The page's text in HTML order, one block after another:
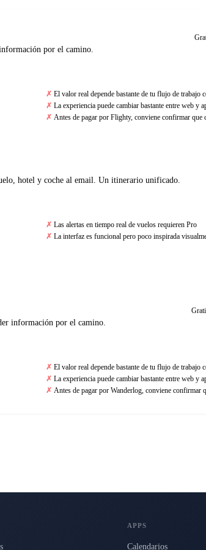
por el camino.
El valor real depende bastante de tu flujo de trabajo
La experiencia puede cambiar bastante entre web y
Antes de pagar por Flighty, conviene confirmar que
hotel y coche al email. Un itinerario unificado.
Las alertas en tiempo real de vuelos requieren Pro
La interfaz es funcional pero poco inspirada
información por el camino.
El valor real depende bastante de tu flujo de trabajo
La experiencia puede cambiar bastante entre web y
Antes de pagar por Wanderlog, conviene confirmar
APPS
Calendarios